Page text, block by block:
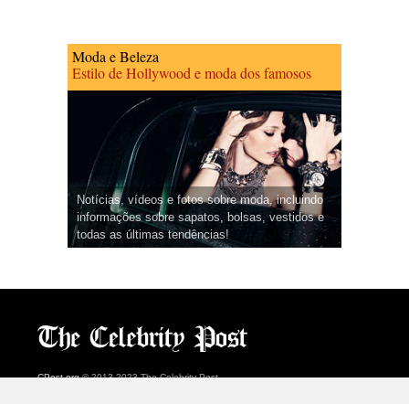
Moda e Beleza
Estilo de Hollywood e moda dos famosos
Notícias, vídeos e fotos sobre moda, incluindo
informações sobre sapatos, bolsas, vestidos e
todas as últimas tendências!
CPost.org© 2013-2023 The Celebrity Post.